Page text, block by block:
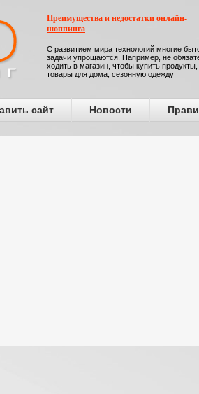
Преимущества и недостатки онлайн-
шоппинга
С развитием мира технологий многие
задачи упрощаются. Например, не
ходить в магазин, чтобы купить продукты,
товары для дома, сезонную одежду
сайт Новости